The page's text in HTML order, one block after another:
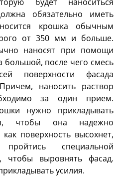
обязательно иметь
крошка обычным
от 350 мм и больше.
наносят при помощи
после чего смесь
поверхности фасада
наносить раствор
за один прием.
нужно прикладывать
чтобы она надежно
поверхность высохнет,
специальной
чтобы выровнять фасад.
усилия.